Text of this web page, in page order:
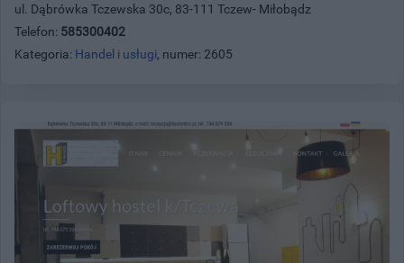
ul. Dąbrówka Tczewska 30c, 83-111 Tczew- Miłobądz
Telefon: 585300402
Kategoria: Handel i usługi, numer: 2605